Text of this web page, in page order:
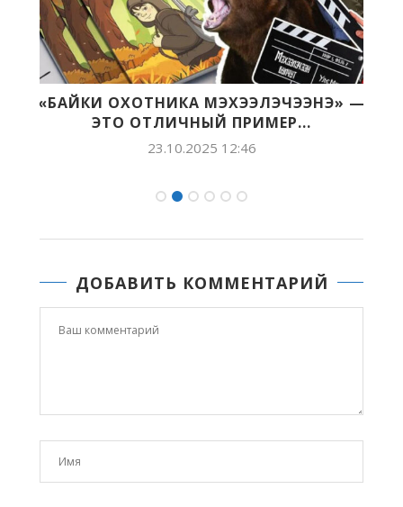
«БАЙКИ ОХОТНИКА МЭХЭЭЛЭЧЭЭНЭ» —
ЭТО ОТЛИЧНЫЙ ПРИМЕР...
23.10.2025 12:46
ДОБАВИТЬ КОММЕНТАРИЙ